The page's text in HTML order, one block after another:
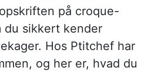
på croque-
du sikkert kender
Hos Ptitchef har
og her er, hvad du